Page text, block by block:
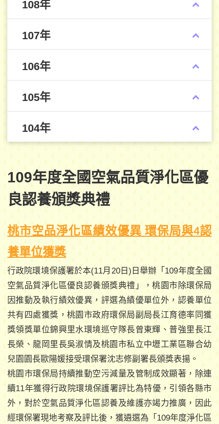
108年
107年
106年
105年
104年
109年度全國空氣品質淨化區優
良認養頒獎典禮
桃市空品淨化區績效優異 環保局與4認
養單位獲獎
行政院環境保護署於本(11月20日)日舉辦「109年度全國
空氣品質淨化區優良認養頒獎典禮」，桃園市除環保局
因推動及執行績效優異，評選為績優單位外，認養單位
共有四處獲獎，桃園市政府環保局副局長江育德率同獲
獎領獎單位錦興里水環境巡守隊長曾東輝、普強里長江
長榮、龍岡里長吳淑情及桃園市私立中壢工業區聯合幼
兒園園長歐陽媛接受環保署沈志修副署長頒獎表揚。
桃園市環保局持續推動空污減量及管制成效顯著，除連
續11年獲得行政院環境保護署評比為特優，引領各縣市
外，對於空氣品質淨化區認養及維護亦竭力推廣，因此
經環保署現地考察及評比後，獲遴選為「109年度淨化區